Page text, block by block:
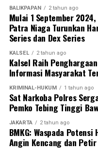
BALIKPAPAN 2 tahun ago
Mulai 1 September
Patra Niaga Turunkan
Series dan Dex Series
KALSEL 2 tahun ago
Kalsel Raih
Informasi Masyarakat
KRIMINAL-HUKUM 1 tahun ago
Sat Narkoba Polres
Pemko Tebing Tinggi
JAKARTA 2 tahun ago
BMKG: Waspada Potensi
Angin Kencang dan Petir